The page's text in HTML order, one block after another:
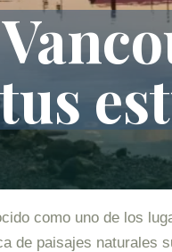
como uno de los
de paisajes naturales